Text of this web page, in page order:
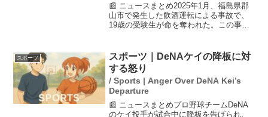
📰 ニュースまとめ2025年1月、福島県郡
山市で発生した飲酒運転による事故で、
19歳の受験生が命を奪われた。この事故
年の判決を受けた。遺族は、危険運転の
厳罰化を求めて...
スポーツ
スポーツ｜DeNAケイの降板に対
する怒り
/ Sports | Anger Over DeNA Kei’s
Departure
📰 ニュースまとめプロ野球チームDeNA
のケイ投手が試合中に降板を告げられ、